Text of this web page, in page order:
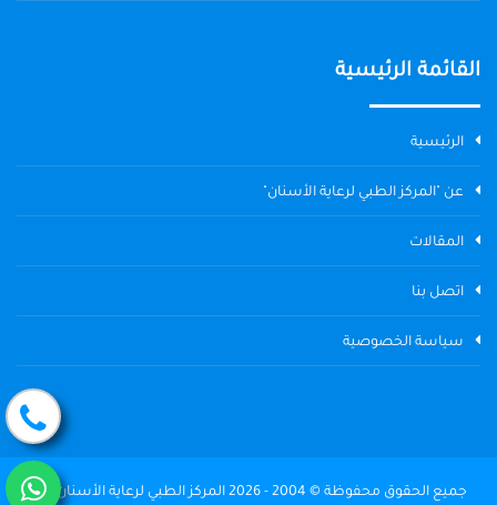
القائمة الرئيسية
الرئيسية
عن "المركز الطبي لرعاية الأسنان"
المقالات
اتصل بنا
سياسة الخصوصية
جميع الحقوق محفوظة © 2004 - 2026 المركز الطبي لرعاية الأسنان The